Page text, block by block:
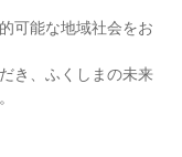
可能な地域社会をお
き、ふくしまの未来